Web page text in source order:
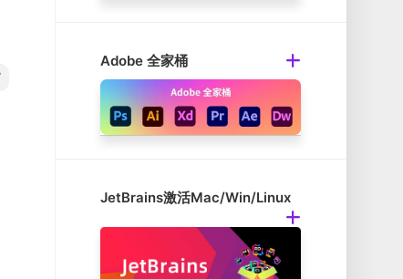
Adobe 全家桶
JetBrains激活Mac/Win/Linux